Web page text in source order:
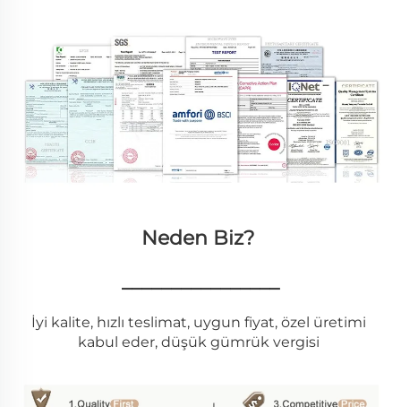
Neden Biz?
________________
İyi kalite, hızlı teslimat, uygun fiyat, özel üretimi
kabul eder, düşük gümrük vergisi